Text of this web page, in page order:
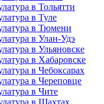
в Тольятти
в Туле
в Тюмени
в Улан-Удэ
в Ульяновске
в Хабаровске
в Чебоксарах
в Череповце
в Чите
в Шахтах